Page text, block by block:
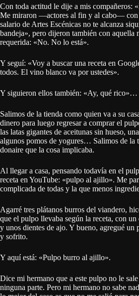
Con toda actitud le dije a mis compañeros:
Me miraron —actores al fin y al cabo— con
salario de Artes Escénicas no te alcanza
bandeja», pero dijeron también con aquella
requerida: «No. No lo está».
Y seguí: «Voy a buscar una receta en
todos. El vino blanco va por ustedes».
Y siguieron ellos también: «Ay, qué rico»…
Salimos de la tienda como quien va a su
dinero para luego regresar a comprar el
las latas gigantes de aceitunas sin hueso,
algunos pomos de yogures… Salimos de la
donaire que la cosa implicaba.
Al llegar a casa, pensando todavía en el
receta en YouTube: «pulpo al ajillo». Me
complicada de todas y la que menos
Agarré tres plátanos burros del viandero,
que el pulpo llevaba según la receta, con
y unos dientes de ajo. Y bueno, agregué un
y sofrito.
Y aquí está: «Pulpo burro al ajillo».
Dice mi hermano que a este pulpo no le
ninguna parte. Pero mi hermano no sabe